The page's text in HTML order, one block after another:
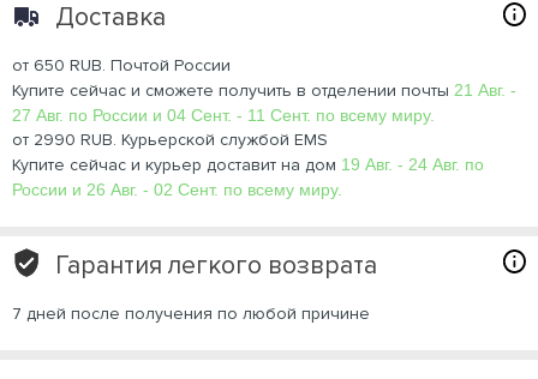
Доставка
от 650 RUB. Почтой России
Купите сейчас и сможете получить в отделении почты 21 Авг. -
27 Авг. по России и 04 Сент. - 11 Сент. по всему миру.
от 2990 RUB. Курьерской службой EMS
Купите сейчас и курьер доставит на дом 19 Авг. - 24 Авг. по
России и 26 Авг. - 02 Сент. по всему миру.
Гарантия легкого возврата
7 дней после получения по любой причине